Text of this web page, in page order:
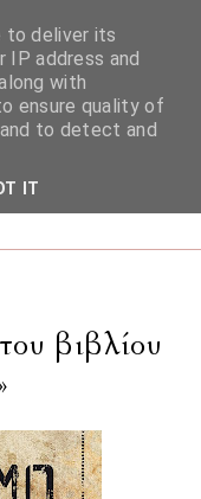
βιβλίου
to deliver its
IP address and
with
ensure quality of
to detect and
IT